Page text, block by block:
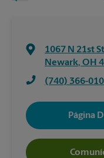
1067 N 21st St
Newark, OH
(740) 366-
Página